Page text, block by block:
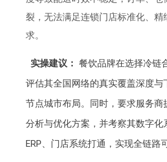
裂，无法满足连锁门店标准化、精
求。
实操建议： 餐饮品牌在选择冷链
评估其全国网络的真实覆盖深度
节点城市布局。同时，要求服务
分析与优化方案，并考察其数字化
ERP、门店系统打通，实现全链路